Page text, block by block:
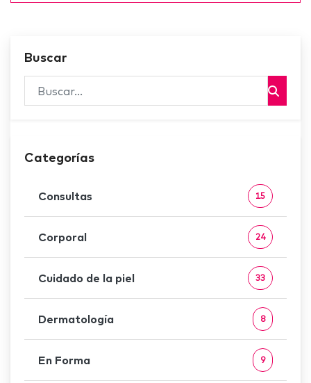
Buscar
Categorías
Consultas 15
Corporal 24
Cuidado de la piel 33
Dermatología 8
En Forma 9